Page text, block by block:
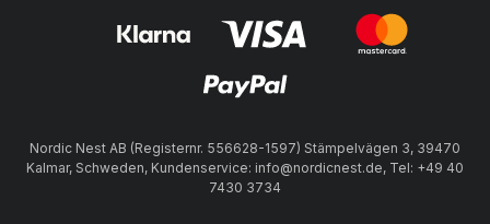
Nordic Nest AB (Registernr. 556628-1597) Stämpelvägen 3, 39470
Kalmar, Schweden, Kundenservice: info@nordicnest.de, Tel: +49 40
7430 3734